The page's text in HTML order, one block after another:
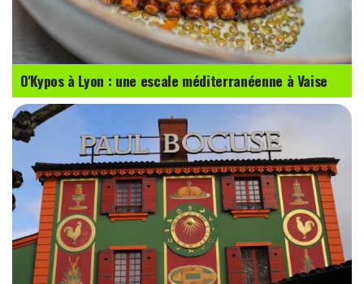
O'Kypos à Lyon : une escale méditerranéenne à Vaise